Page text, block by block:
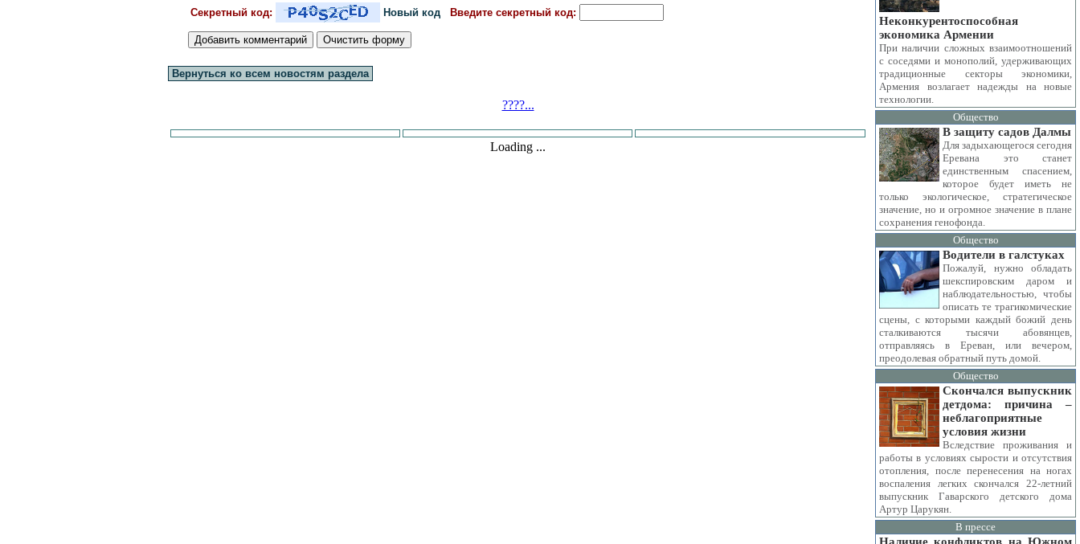
Секретный код: Новый код Введите секретный код:
Вернуться ко всем новостям раздела
????...
Loading ...
Неконкурентоспособная
экономика Армении
При наличии сложных взаимоотношений
с соседями и монополий, удерживающих
традиционные секторы экономики,
Армения возлагает надежды на новые
технологии.
Общество
В защиту садов Далмы
Для задыхающегося сегодня
Еревана это станет
единственным спасением,
которое будет иметь не
только экологическое, стратегическое
значение, но и огромное значение в плане
сохранения генофонда.
Общество
Водители в галстуках
Пожалуй, нужно обладать
шекспировским даром и
наблюдательностью, чтобы
описать те трагикомические
сцены, с которыми каждый божий день
сталкиваются тысячи абовянцев,
отправляясь в Ереван, или вечером,
преодолевая обратный путь домой.
Общество
Скончался выпускник
детдома: причина –
неблагоприятные
условия жизни
Вследствие проживания и
работы в условиях сырости и отсутствия
отопления, после перенесения на ногах
воспаления легких скончался 22-летний
выпускник Гаварского детского дома
Артур Царукян.
В прессе